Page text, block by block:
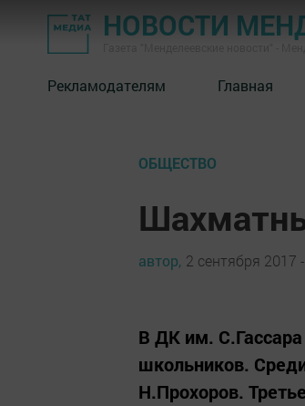
НОВОСТИ
Рекламодателям Главная
ОБЩЕСТВО
автор, 2 сентября 2017
В ДК им.
школьников.
Н.Прохоров.